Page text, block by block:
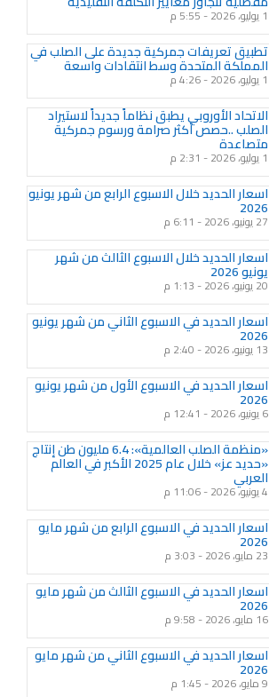
1 يوليو، 2026 5:55 م
تطبيق تعريفات جمركية جديدة على الصلب في
المملكة المتحدة وسط انتقادات واسعة
1 يوليو، 2026
الاتحاد الأوروبي يطبق نظاماً جديداً لاستيراد
الصلب ..حصص أكثر صرامة ورسوم جمركية
متصاعدة
1 يوليو، 2026
اسعار الحديد خلال الاسبوع الرابع من شهر يونيو
2026
27 يونيو، 2026
اسعار الحديد خلال الاسبوع الثالث من شهر
يونيو 2026
20 يونيو، 2026
اسعار الحديد في الاسبوع الثاني من شهر يونيو
2026
13 يونيو، 2026
اسعار الحديد في الاسبوع الأول من شهر يونيو
2026
6 يونيو، 2026
«منظمة الصلب العالمية»: 6.4 مليون طن إنتاج
«حديد عز» خلال عام 2025 الأكبر في العالم
العربي
4 يونيو، 2026
اسعار الحديد في الاسبوع الرابع من شهر مايو
2026
23 مايو، 2026
اسعار الحديد في الاسبوع الثالث من شهر مايو
2026
16 مايو، 2026
اسعار الحديد في الاسبوع الثاني من شهر مايو
2026
9 مايو، 2026